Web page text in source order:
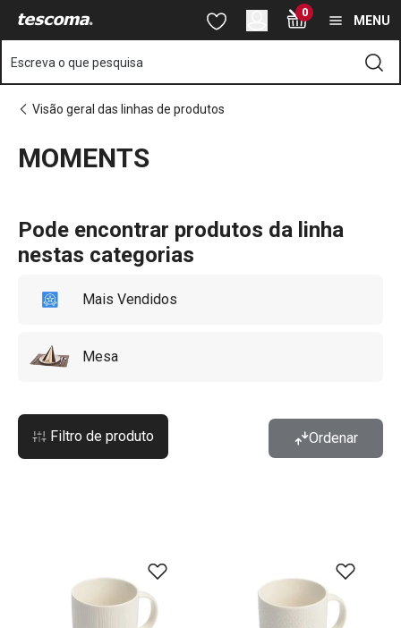
Saltar para o conteúdo principal
Saltar para a pesquisa
Saltar para a navegação 0
MENU
Escreva o que pesquisa
Visão geral das linhas de produtos
MOMENTS
Pode encontrar produtos da linha
nestas categorias
Mais Vendidos
Mesa
Filtro de produto Ordenar